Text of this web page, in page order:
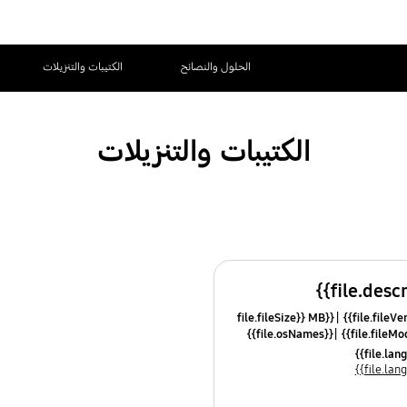
الحلول والنصائح الكتيبات والتنزيلات
الكتيبات والتنزيلات
{{file.fileSize}} MB
{{file.osNames}}